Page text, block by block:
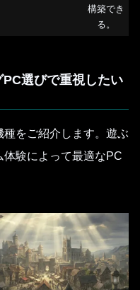
構築でき
る。
選びで重視したい
をご紹介します。遊ぶ
験によって最適なPC